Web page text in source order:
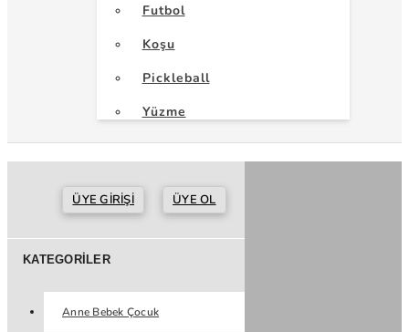
Futbol
Koşu
Pickleball
Yüzme
ÜYE GIRIŞI ÜYE OL
KATEGORILER
Anne Bebek Çocuk